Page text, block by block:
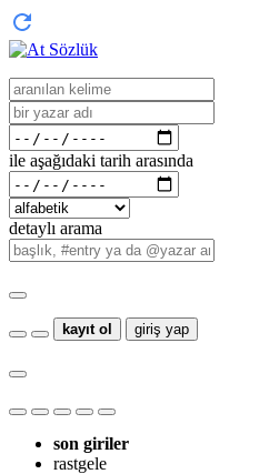
ile aşağıdaki tarih arasında
detaylı arama
kayıt ol giriş yap
son giriler
rastgele